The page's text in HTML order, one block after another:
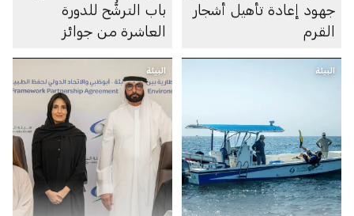
جهود إعادة تأهيل أشجار
القرم
باب الترشُّح للدورة
العاشرة من جوائز
البيئة البيئة